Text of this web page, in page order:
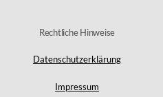
Rechtliche Hinweise
Datenschutzerklärung
Impressum